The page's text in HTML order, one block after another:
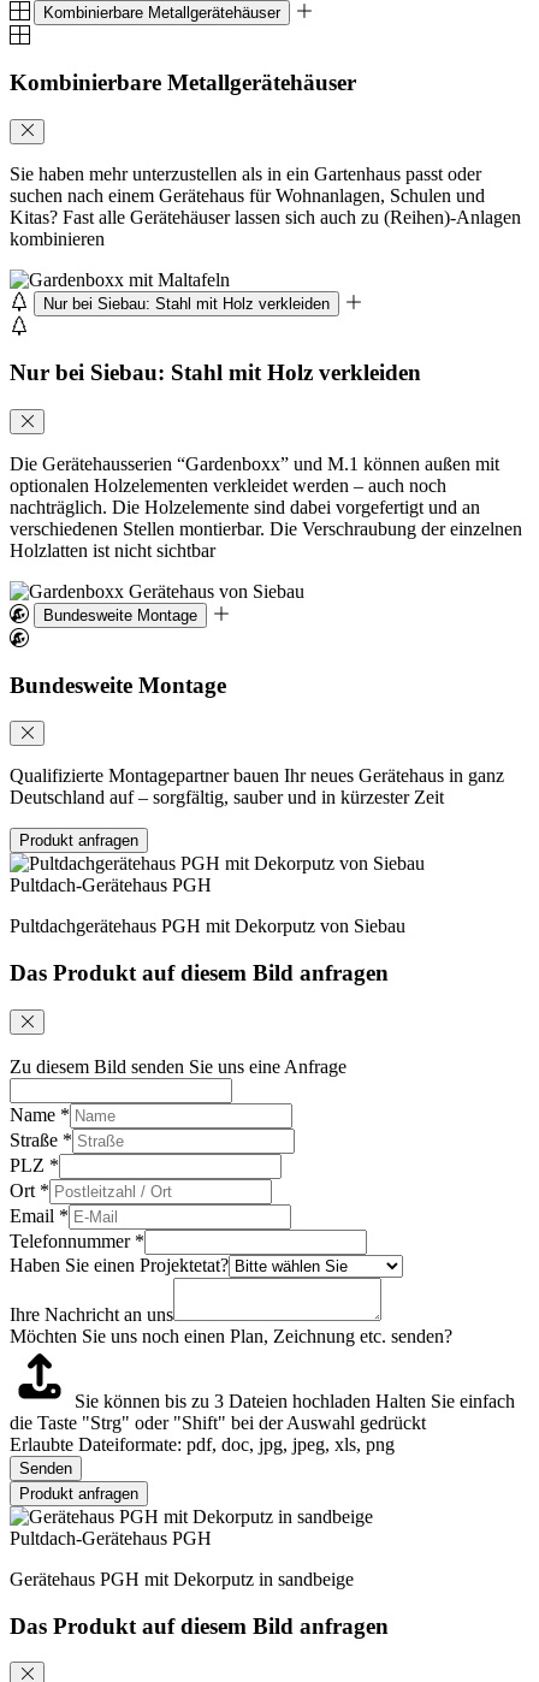
Kombinierbare Metallgerätehäuser
Kombinierbare Metallgerätehäuser
Sie haben mehr unterzustellen als in ein Gartenhaus passt oder
suchen nach einem Gerätehaus für Wohnanlagen, Schulen und
Kitas? Fast alle Gerätehäuser lassen sich auch zu (Reihen)-Anlagen
kombinieren
Nur bei Siebau: Stahl mit Holz verkleiden
Nur bei Siebau: Stahl mit Holz verkleiden
Die Gerätehausserien “Gardenboxx” und M.1 können außen mit
optionalen Holzelementen verkleidet werden – auch noch
nachträglich. Die Holzelemente sind dabei vorgefertigt und an
verschiedenen Stellen montierbar. Die Verschraubung der einzelnen
Holzlatten ist nicht sichtbar
Bundesweite Montage
Bundesweite Montage
Qualifizierte Montagepartner bauen Ihr neues Gerätehaus in ganz
Deutschland auf – sorgfältig, sauber und in kürzester Zeit
Produkt anfragen
Pultdach-Gerätehaus PGH
Pultdachgerätehaus PGH mit Dekorputz von Siebau
Das Produkt auf diesem Bild anfragen
Zu diesem Bild senden Sie uns eine Anfrage
Name *
Straße *
PLZ *
Ort *
Email *
Telefonnummer *
Haben Sie einen Projektetat?
Ihre Nachricht an uns
Möchten Sie uns noch einen Plan, Zeichnung etc. senden?
Sie können bis zu 3 Dateien hochladen Halten Sie einfach
die Taste "Strg" oder "Shift" bei der Auswahl gedrückt
Erlaubte Dateiformate: pdf, doc, jpg, jpeg, xls, png
Senden
Produkt anfragen
Pultdach-Gerätehaus PGH
Gerätehaus PGH mit Dekorputz in sandbeige
Das Produkt auf diesem Bild anfragen